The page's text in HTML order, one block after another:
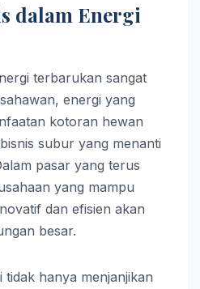
dalam Energi
terbarukan sangat
energi yang
kotoran hewan
subur yang menanti
pasar yang terus
yang mampu
dan efisien akan
besar.
tidak hanya menjanjikan